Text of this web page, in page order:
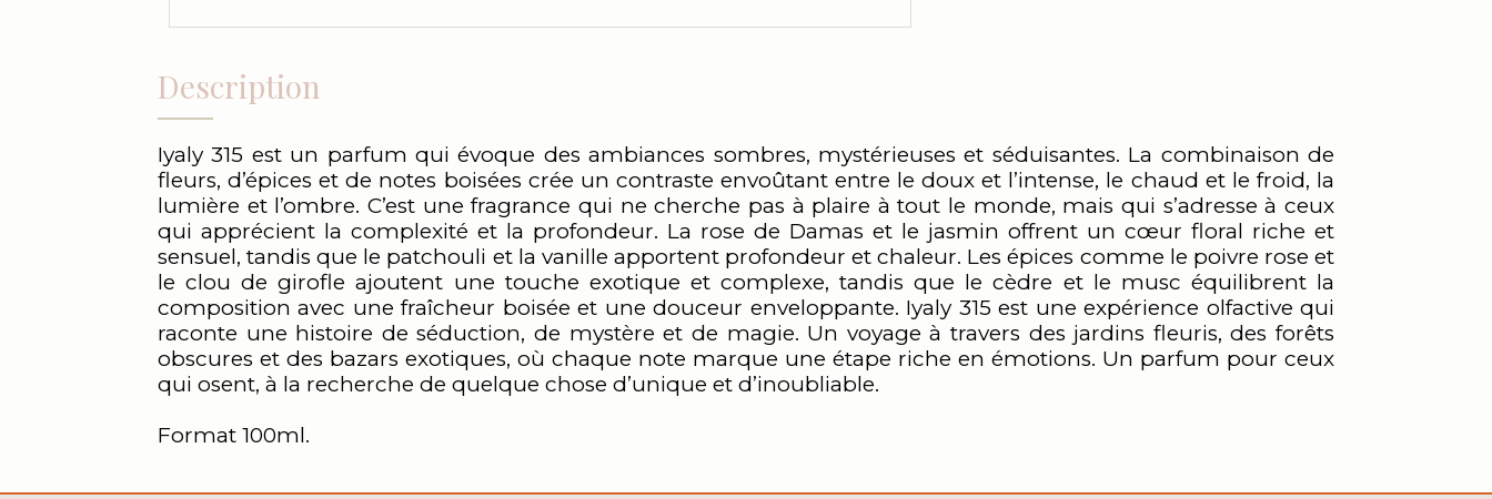
Description
Iyaly 315 est un parfum qui évoque des ambiances sombres, mystérieuses et séduisantes. La combinaison de
fleurs, d’épices et de notes boisées crée un contraste envoûtant entre le doux et l’intense, le chaud et le froid, la
lumière et l’ombre. C’est une fragrance qui ne cherche pas à plaire à tout le monde, mais qui s’adresse à ceux
qui apprécient la complexité et la profondeur. La rose de Damas et le jasmin offrent un cœur floral riche et
sensuel, tandis que le patchouli et la vanille apportent profondeur et chaleur. Les épices comme le poivre rose et
le clou de girofle ajoutent une touche exotique et complexe, tandis que le cèdre et le musc équilibrent la
composition avec une fraîcheur boisée et une douceur enveloppante. Iyaly 315 est une expérience olfactive qui
raconte une histoire de séduction, de mystère et de magie. Un voyage à travers des jardins fleuris, des forêts
obscures et des bazars exotiques, où chaque note marque une étape riche en émotions. Un parfum pour ceux
qui osent, à la recherche de quelque chose d’unique et d’inoubliable.
Format 100ml.